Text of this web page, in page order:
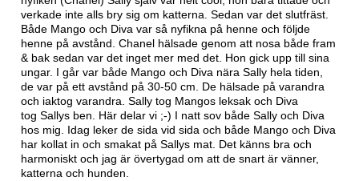
verkade inte alls bry sig om katterna. Sedan var det slutfräst.
Både Mango och Diva var så nyfikna på henne och följde
henne på avstånd. Chanel hälsade genom att nosa både fram
& bak sedan var det inget mer med det. Hon gick upp till sina
ungar. I går var både Mango och Diva nära Sally hela tiden,
de var på ett avstånd på 30-50 cm. De hälsade på varandra
och iaktog varandra. Sally tog Mangos leksak och Diva
tog Sallys ben. Här delar vi ;-) I natt sov både Sally och Diva
hos mig. Idag leker de sida vid sida och både Mango och Diva
har kollat in och smakat på Sallys mat. Det känns bra och
harmoniskt och jag är övertygad om att de snart är vänner,
katterna och hunden.